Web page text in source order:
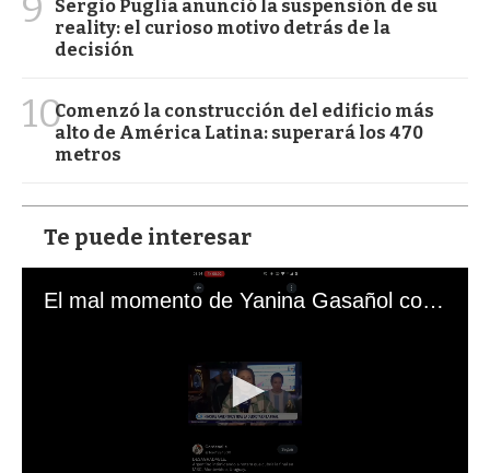
Sergio Puglia anunció la suspensión de su
reality: el curioso motivo detrás de la
decisión
10Comenzó la construcción del edificio más
alto de América Latina: superará los 470
metros
Te puede interesar
El mal momento de Yanina Gasañol con un hincha argentino en "Subrayado"